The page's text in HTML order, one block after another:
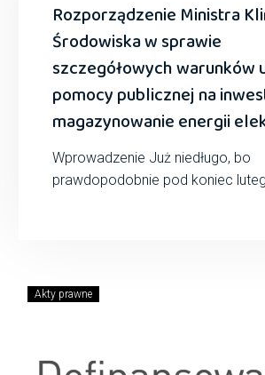
Rozporządzenie Ministra
Środowiska w sprawie
szczegółowych warunków
pomocy publicznej na
magazynowanie energii
Wprowadzenie Już niedługo, bo
prawdopodobnie pod koniec
Akty prawne